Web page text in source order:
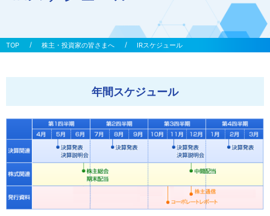
株主・投資家の皆さまへ IRスケジュール
年間スケジュール
糖質科学について
おしえてヒアルロン酸
研究開発
患者の皆さまへ
サステナビリティ
株主・投資家の皆さまへ